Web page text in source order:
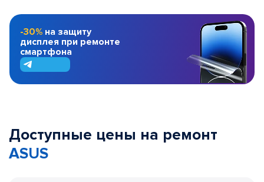
-30% на защиту
дисплея при ремонте
смартфона
Доступные цены на ремонт
ASUS